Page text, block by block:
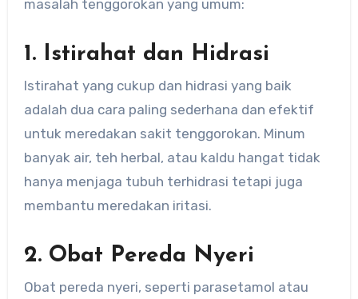
masalah tenggorokan yang umum:
1. Istirahat dan Hidrasi
Istirahat yang cukup dan hidrasi yang baik
adalah dua cara paling sederhana dan efektif
untuk meredakan sakit tenggorokan. Minum
banyak air, teh herbal, atau kaldu hangat tidak
hanya menjaga tubuh terhidrasi tetapi juga
membantu meredakan iritasi.
2. Obat Pereda Nyeri
Obat pereda nyeri, seperti parasetamol atau